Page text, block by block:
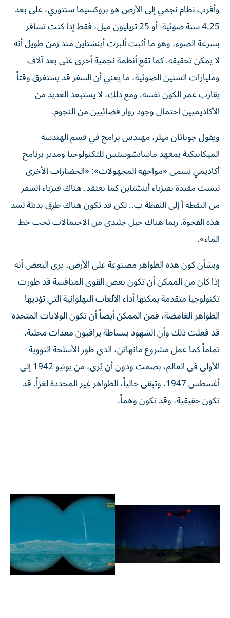
وأقرب نظام نجمي إلى الأرض هو بروكسيما سنتوري، على بعد
4.25 سنة ضوئية- أو 25 تريليون ميل، فقط إذا كنت تسافر
بسرعة الضوء، وهو ما أثبت ألبرت أينشتاين منذ زمن طويل أنه
لا يمكن تحقيقه. كما تقع أنظمة نجمية أخرى على بعد آلاف
ومليارات السنين الضوئية، ما يعني أن السفر قد يستغرق وقتاً
يقارب عمر الكون نفسه. ومع ذلك، لا يستبعد العديد من
الأكاديميين احتمال وجود زوار فضائيين من النجوم.
ويقول جوناثان ميلر، مهندس برامج في قسم الهندسة
الميكانيكية بمعهد ماساتشوستس للتكنولوجيا ومدير برنامج
أكاديمي يسمى «مواجهة المجهولات»: «الحضارات الأخرى
ليست مقيدة بفيزياء أينشتاين كما نعتقد. هناك فيزياء السفر
من النقطة أ إلى النقطة ب.. لكن قد تكون هناك طرق بديلة لسد
هذه الفجوة. ربما هناك جبل جليدي من الاحتمالات تحت خط
الماء».
وبشأن كون هذه الظواهر مصنوعة على الأرض، يرى البعض أنه
إذا كان من الممكن أن تكون بعض القوى المنافسة قد طورت
تكنولوجيا متقدمة يمكنها أداء الألعاب البهلوانية التي تؤديها
الظواهر الغامضة، فمن الممكن أيضاً أن تكون الولايات المتحدة
قد فعلت ذلك وأن الشهود ببساطة يراقبون معدات محلية.
تماماً كما عمل مشروع مانهاتن، الذي طور الأسلحة النووية
الأولى في العالم، بصمت ودون أن يُرى، من يونيو 1942 إلى
أغسطس 1947. وتبقى حالياً، الظواهر غير المحددة لغزاً. قد
تكون حقيقية، وقد تكون وهماً.